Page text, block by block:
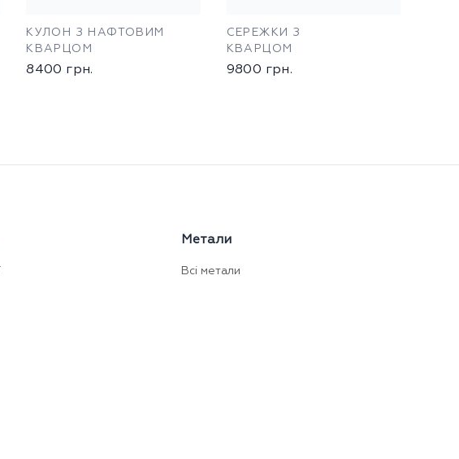
КУЛОН З НАФТОВИМ
КВАРЦОМ
8400 грн.
СЕРЕЖКИ З
КВАРЦОМ
9800 грн.
Метали
Всі метали